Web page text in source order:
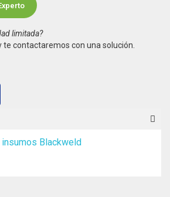
limitada?
te contactaremos con una solución.
Blackweld